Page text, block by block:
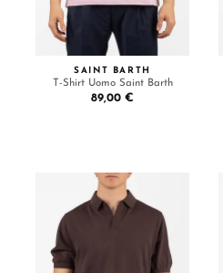
SAINT BARTH
T-Shirt Uomo Saint Barth
89,00 €